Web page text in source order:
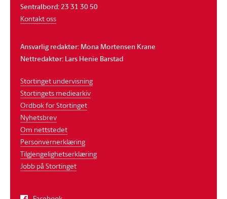
Sentralbord: 23 31 30 50
Kontakt oss
Ansvarlig redaktør: Mona Mortensen Krane
Nettredaktør: Lars Henie Barstad
Stortinget undervisning
Stortingets mediearkiv
Ordbok for Stortinget
Nyhetsbrev
Om nettstedet
Personvernerklæring
Tilgjengelighetserklæring
Jobb på Stortinget